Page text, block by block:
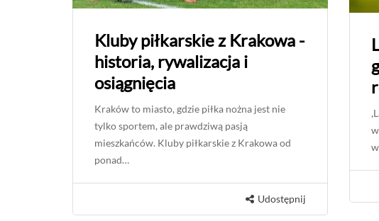
Kluby piłkarskie z Krakowa -
historia, rywalizacja i
osiągnięcia
Kraków to miasto, gdzie piłka nożna jest nie
tylko sportem, ale prawdziwą pasją
mieszkańców. Kluby piłkarskie z Krakowa od
ponad…
Udostępnij